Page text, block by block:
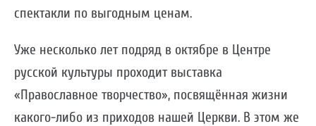
спектакли по выгодным ценам.
Уже несколько лет подряд в октябре в Центре
русской культуры проходит выставка
«Православное творчество», посвящённая жизни
какого-либо из приходов нашей Церкви. В этом же